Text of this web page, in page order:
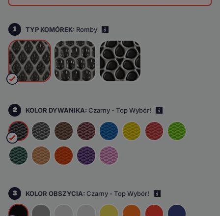
1 TYP KOMÓREK: Romby
2 KOLOR DYWANIKA:Czarny - Top Wybór!
3 KOLOR OBSZYCIA:Czarny - Top Wybór!